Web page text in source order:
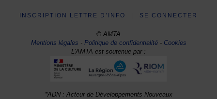
INSCRIPTION LETTRE D’INFO SE CONNECTER
© AMTA
Mentions légales -Politique de confidentialité- Cookies
L'AMTA est soutenue par :
*ADN : Acteur de Développements Nouveaux